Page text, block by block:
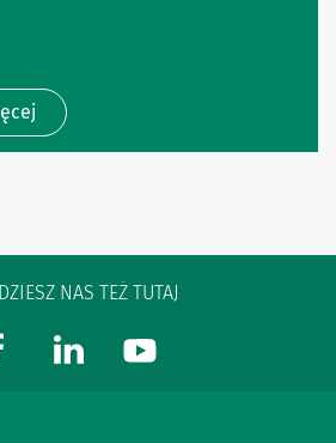
NAS TEŻ TUTAJ